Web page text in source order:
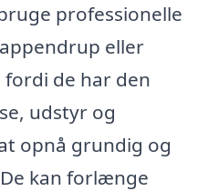
professionelle
eller
de har den
udstyr og
opnå grundig og
kan forlænge